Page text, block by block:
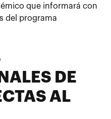
que informará con
del programa
DE
AL